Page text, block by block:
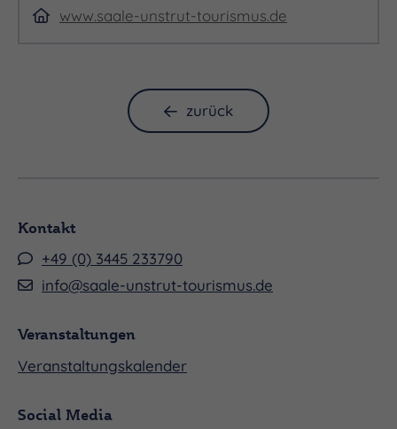
innovative Infrastrukturprojekte entwickelt und
umgesetzt werden können, um die Region für
www.saale-unstrut-tourismus.de
zurück
Kontakt
+49 (0) 3445 233790
info@saale-unstrut-tourismus.de
Veranstaltungen
Veranstaltungskalender
Social Media